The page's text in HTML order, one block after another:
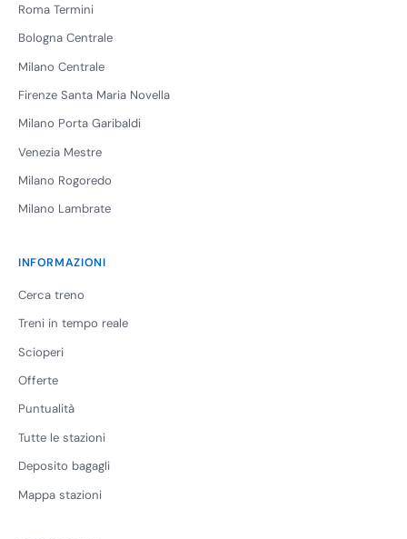
Roma Termini
Bologna Centrale
Milano Centrale
Firenze Santa Maria Novella
Milano Porta Garibaldi
Venezia Mestre
Milano Rogoredo
Milano Lambrate
INFORMAZIONI
Cerca treno
Treni in tempo reale
Scioperi
Offerte
Puntualità
Tutte le stazioni
Deposito bagagli
Mappa stazioni